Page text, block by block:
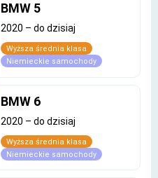
BMW 5
2020 – do dzisiaj
Wyższa średnia klasa
Niemieckie samochody
BMW 6
2020 – do dzisiaj
Wyższa średnia klasa
Niemieckie samochody